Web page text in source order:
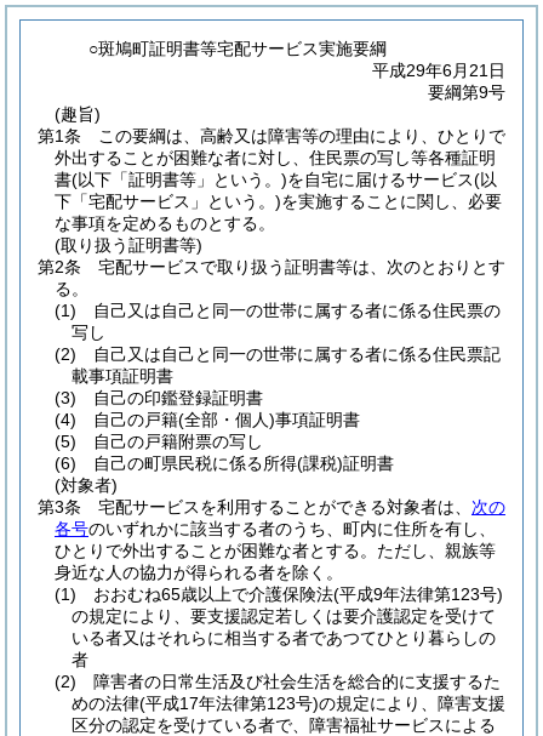
○斑鳩町証明書等宅配サービス実施要綱
平成29年6月21日
要綱第9号
(趣旨)
第1条
この要綱は、高齢又は障害等の理由により、ひとりで
外出することが困難な者に対し、住民票の写し等各種証明
書(以下「証明書等」という。)を自宅に届けるサービス(以
下「宅配サービス」という。)を実施することに関し、必要
な事項を定めるものとする。
(取り扱う証明書等)
第2条
宅配サービスで取り扱う証明書等は、次のとおりとす
る。
(1)
自己又は自己と同一の世帯に属する者に係る住民票の
写し
(2)
自己又は自己と同一の世帯に属する者に係る住民票記
載事項証明書
(3)
自己の印鑑登録証明書
(4)
自己の戸籍(全部・個人)事項証明書
(5)
自己の戸籍附票の写し
(6)
自己の町県民税に係る所得(課税)証明書
(対象者)
第3条
宅配サービスを利用することができる対象者は、 次の
各号のいずれかに該当する者のうち、町内に住所を有し、
ひとりで外出することが困難な者とする。 ただし、親族等
身近な人の協力が得られる者を除く。
(1)
おおむね65歳以上で介護保険法(平成9年法律第123号)
の規定により、要支援認定若しくは要介護認定を受けて
いる者又はそれらに相当する者であつてひとり暮らしの
者
(2)
障害者の日常生活及び社会生活を総合的に支援するた
めの法律(平成17年法律第123号)の規定により、障害支援
区分の認定を受けている者で、障害福祉サービスによる